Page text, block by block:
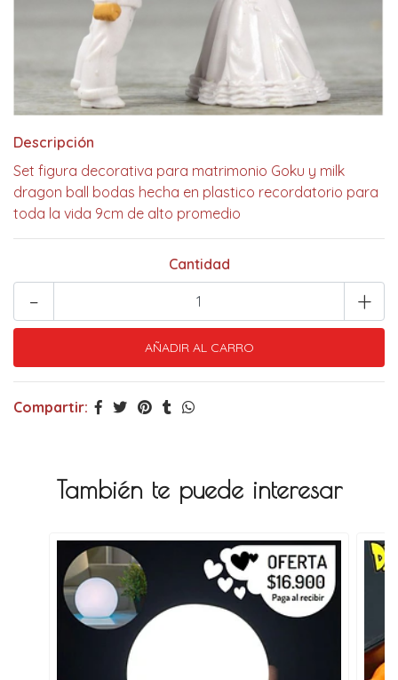
Descripción
Set figura decorativa para matrimonio Goku y milk
dragon ball bodas hecha en plastico recordatorio para
toda la vida 9cm de alto promedio
Cantidad
+
-
Compartir:
También te puede interesar